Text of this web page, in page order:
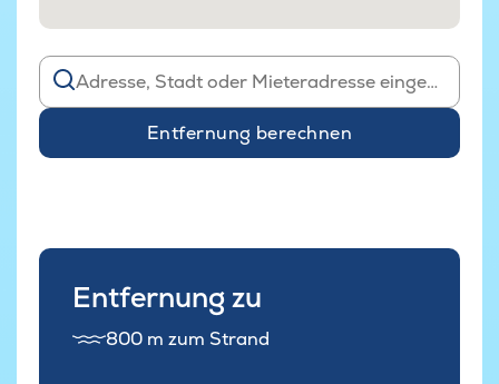
Entfernung berechnen
Entfernung zu
800 m zum Strand